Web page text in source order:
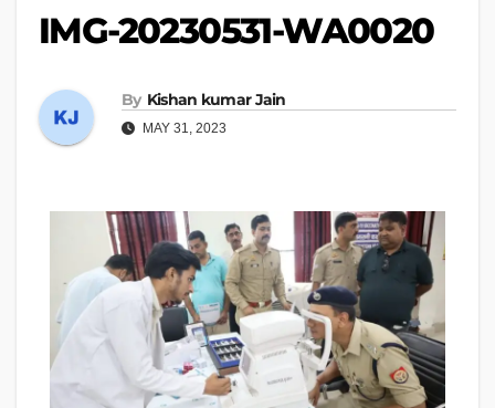
IMG-20230531-WA0020
By Kishan kumar Jain
MAY 31, 2023